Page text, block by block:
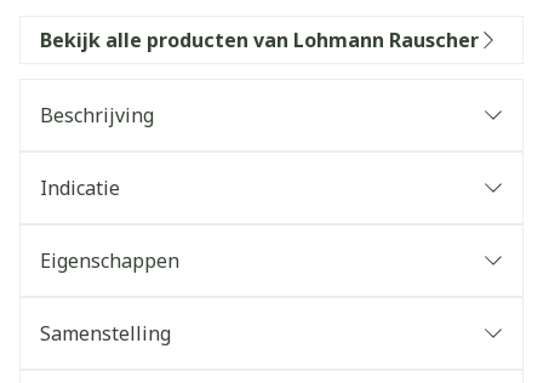
Bekijk alle producten van Lohmann Rauscher
Beschrijving
Indicatie
Eigenschappen
Samenstelling